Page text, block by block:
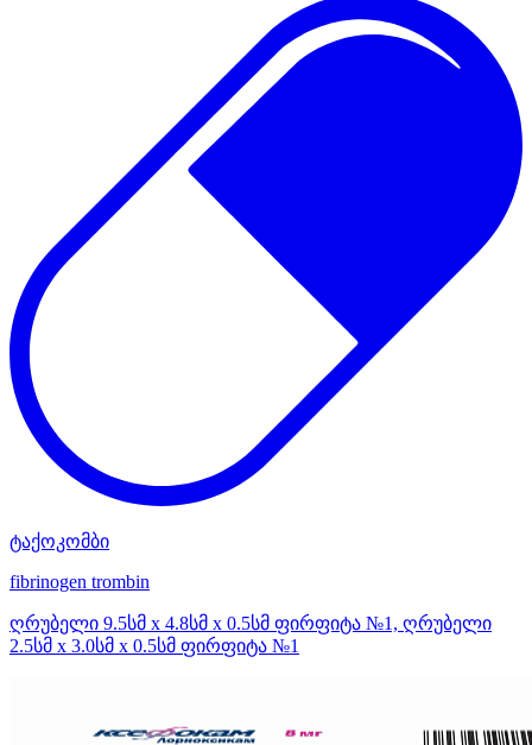
ტაქოკომბი
fibrinogen trombin
ღრუბელი 9.5სმ x 4.8სმ x 0.5სმ ფირფიტა №1, ღრუბელი
2.5სმ x 3.0სმ x 0.5სმ ფირფიტა №1